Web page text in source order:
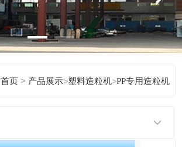
首页 > 产品展示>塑料造粒机>PP专用造粒机